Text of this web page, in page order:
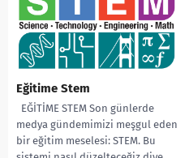
Eğitime Stem
EĞİTİME STEM Son günlerde
medya gündemimizi meşgul eden
bir eğitim meselesi: STEM. Bu